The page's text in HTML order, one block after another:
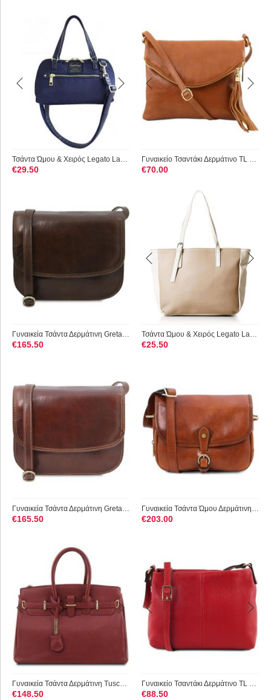
Τσάντα Ώμου & Χειρός Legato Largo 1053H-NV Μπλε
€29.50
Γυναικείο Τσαντάκι Δερμάτινο TL Young Bag Tuscany Leather TL1...
€70.00
€165.50 €25.50
Γυναικεία Τσάντα Δερμάτινη Greta Tuscany Leather TL141958 Καφέ
€165.50
Γυναικεία Τσάντα Ώμου Δερμάτινη Alessia Tuscany Leather TL142...
€203.00
Γυναικεία Τσάντα Δερμάτινη Tuscany Leather TL141529 Κόκκινο
€148.50
Γυναικείο Τσαντάκι Δερμάτινο TL Bag Tuscany Leather TL141720 ...
€88.50